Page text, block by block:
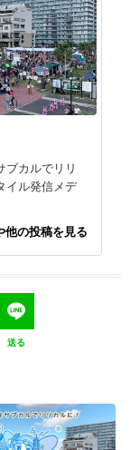
ブカルでリリ
イル発信メデ
の投稿を見る
送る